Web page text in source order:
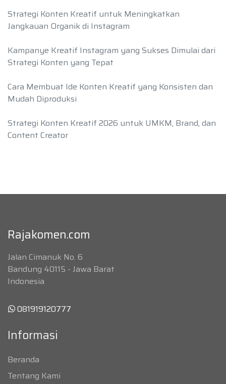
Strategi Konten Kreatif untuk Meningkatkan
Jangkauan Organik di Instagram
Kampanye Kreatif Instagram yang Sukses Dimulai dari
Strategi Konten yang Tepat
Cara Membuat Ide Konten Kreatif yang Konsisten dan
Mudah Diproduksi
Strategi Konten Kreatif 2026 untuk UMKM, Brand, dan
Content Creator
Rajakomen.com
Jalan Cimanuk No. 6
Bandung 40115 - Jawa Barat
Indonesia
081919120777
Informasi
Beranda
Tentang Kami